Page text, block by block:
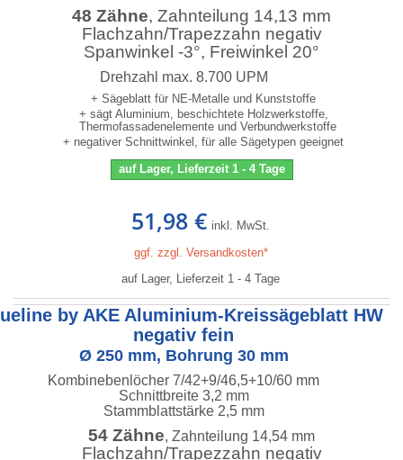
48 Zähne, Zahnteilung 14,13 mm
Flachzahn/Trapezzahn negativ
Spanwinkel -3°, Freiwinkel 20°
Drehzahl max. 8.700 UPM
+ Sägeblatt für NE-Metalle und Kunststoffe
+ sägt Aluminium, beschichtete Holzwerkstoffe,
Thermofassadenelemente und Verbundwerkstoffe
+ negativer Schnittwinkel, für alle Sägetypen geeignet
auf Lager, Lieferzeit 1 - 4 Tage
51,98 € inkl. MwSt.
ggf. zzgl. Versandkosten*
auf Lager, Lieferzeit 1 - 4 Tage
by AKE Aluminium-Kreissägeblatt HW
negativ fein
Ø 250 mm, Bohrung 30 mm
Kombinebenlöcher 7/42+9/46,5+10/60 mm
Schnittbreite 3,2 mm
Stammblattstärke 2,5 mm
54 Zähne, Zahnteilung 14,54 mm
Flachzahn/Trapezzahn negativ